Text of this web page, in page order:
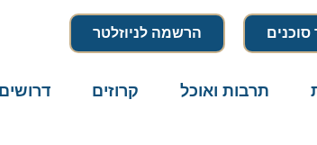
הרשמה לניוזלטר
תרבות ואוכל קרוזים דרושים